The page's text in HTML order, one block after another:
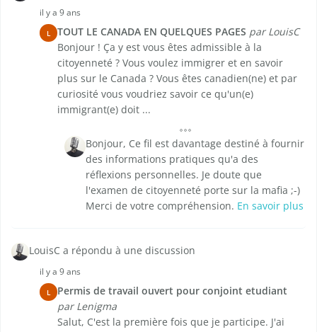
il y a 9 ans
L TOUT LE CANADA EN QUELQUES PAGES par LouisC
Bonjour ! Ça y est vous êtes admissible à la
citoyenneté ? Vous voulez immigrer et en savoir
plus sur le Canada ? Vous êtes canadien(ne) et par
curiosité vous voudriez savoir ce qu'un(e)
immigrant(e) doit ...
Bonjour, Ce fil est davantage destiné à fournir
des informations pratiques qu'a des
réflexions personnelles. Je doute que
l'examen de citoyenneté porte sur la mafia ;-)
Merci de votre compréhension. En savoir plus
LouisC a répondu à une discussion
il y a 9 ans
L
Permis de travail ouvert pour conjoint etudiant
par Lenigma
Salut, C'est la première fois que je participe. J'ai